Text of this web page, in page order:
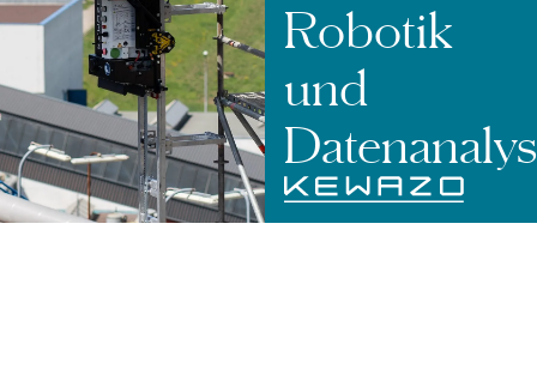
Robotik
und